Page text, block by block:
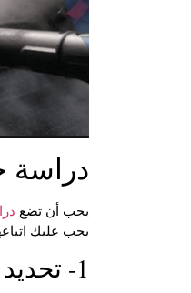
دراسة
يجب أن تضع
يجب عليك
1- تحديد موقع المشروع